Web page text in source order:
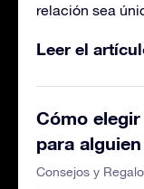
relación sea
Leer el
Cómo
para
Consejos y